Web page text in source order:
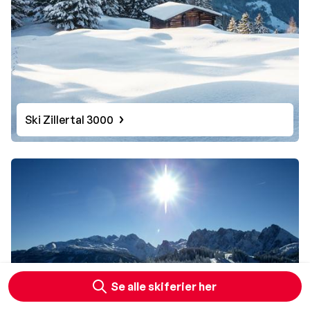
Se alle skiferier her
Ski Zillertal 3000